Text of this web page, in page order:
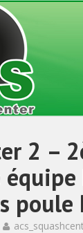
2 –
poule